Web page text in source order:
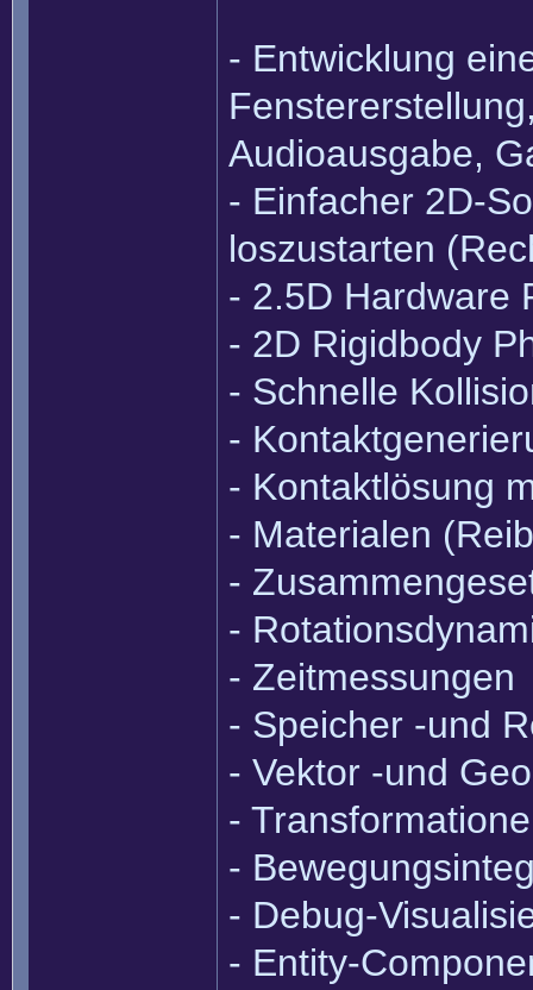
- Entwicklung
Audioausgabe,
- Einfacher 2D-
loszustarten
- 2.5D Hardware
- 2D Rigidbody
- Schnelle
-
- Kontaktlösung
- Materialen
-
-
- Zeitmessungen
- Speicher -und
- Vektor -und
-
-
- Debug-
- Entity-